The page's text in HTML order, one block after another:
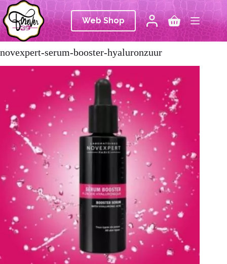
Ga
naar
de
inhoud
Web Shop Winkelwagen
novexpert-serum-booster-hyaluronzuur